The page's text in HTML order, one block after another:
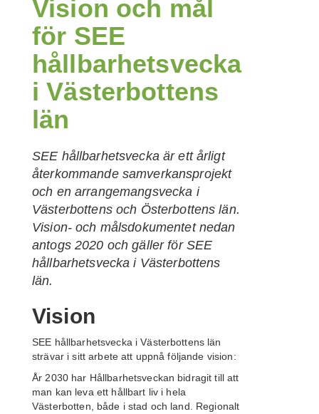
Vision och mål
för SEE
hållbarhetsvecka
i Västerbottens
län
SEE hållbarhetsvecka är ett årligt
återkommande samverkansprojekt
och en arrangemangsvecka i
Västerbottens och Österbottens län.
Vision- och målsdokumentet nedan
antogs 2020 och gäller för SEE
hållbarhetsvecka i Västerbottens
län.
Vision
SEE hållbarhetsvecka i Västerbottens län
strävar i sitt arbete att uppnå följande vision:
År 2030 har Hållbarhetsveckan bidragit till att
man kan leva ett hållbart liv i hela
Västerbotten, både i stad och land. Regionalt